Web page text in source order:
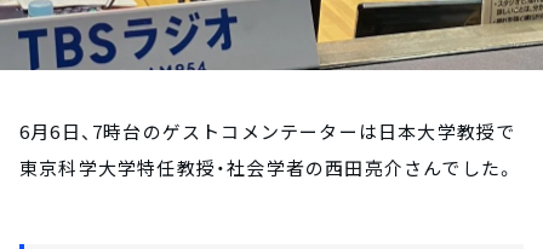
6月6日、7時台のゲストコメンテーターは日本大学教授で
東京科学大学特任教授・社会学者の西田亮介さんでした。